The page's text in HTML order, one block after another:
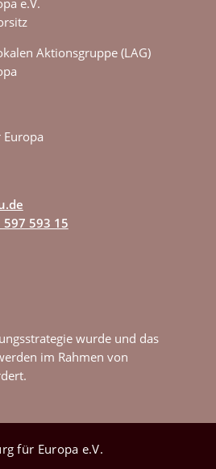
e.V.
Aktionsgruppe (LAG)
597 593 15
wurde und das
im Rahmen von
für Europa e.V.